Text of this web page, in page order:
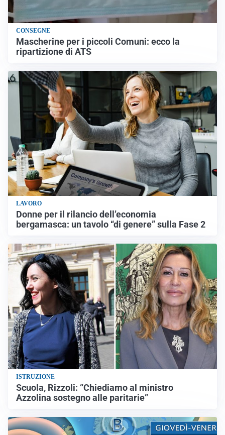
CONSEGNE
Mascherine per i piccoli Comuni: ecco la
ripartizione di ATS
LAVORO
Donne per il rilancio dell’economia
bergamasca: un tavolo “di genere” sulla Fase 2
ISTRUZIONE
Scuola, Rizzoli: “Chiediamo al ministro
Azzolina sostegno alle paritarie”